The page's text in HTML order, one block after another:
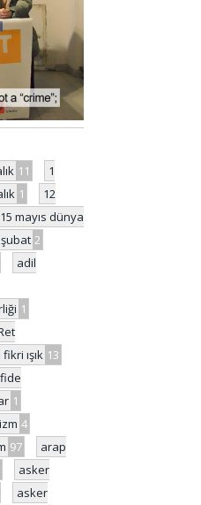
11
1
1
12
15 mayıs dünya
2
adil
1
ışık 13
1
4
97
arap
asker
asker